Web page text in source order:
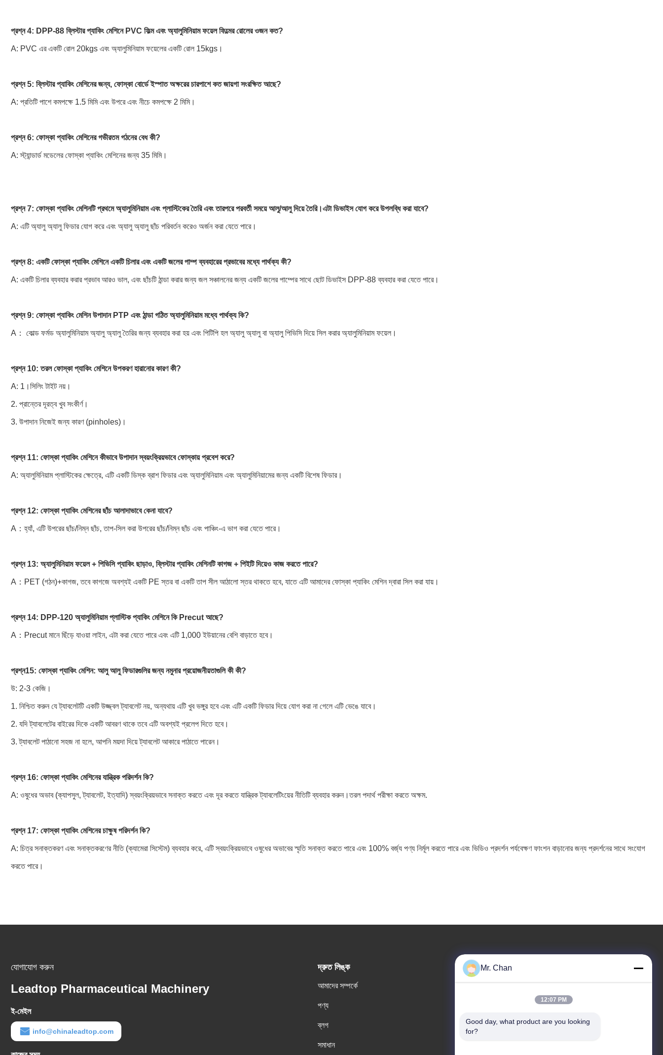
প্রশ্ন 4: DPP-88 ব্লিস্টার প্যাকিং মেশিনে PVC ফিল্ম এবং অ্যালুমিনিয়াম ফয়েল ফিল্মের রোলের ওজন কত?
A: PVC এর একটি রোল 20kgs এবং অ্যালুমিনিয়াম ফয়েলের একটি রোল 15kgs।
প্রশ্ন 5: ব্লিস্টার প্যাকিং মেশিনের জন্য, ফোস্কা বোর্ডে ইস্পাত অক্ষরের চারপাশে কত জায়গা সংরক্ষিত আছে?
A: প্রতিটি পাশে কমপক্ষে 1.5 মিমি এবং উপরে এবং নীচে কমপক্ষে 2 মিমি।
প্রশ্ন 6: ফোস্কা প্যাকিং মেশিনের গভীরতম গঠনের বেধ কী?
A: স্ট্যান্ডার্ড মডেলের ফোস্কা প্যাকিং মেশিনের জন্য 35 মিমি।
প্রশ্ন 7: ফোস্কা প্যাকিং মেশিনটি প্রথমে অ্যালুমিনিয়াম এবং প্লাস্টিকের তৈরি এবং তারপরে পরবর্তী সময়ে আলু/আলু দিয়ে তৈরি।এটা ডিভাইস যোগ করে উপলব্ধি করা যাবে?
A: এটি অ্যালু অ্যালু ফিডার যোগ করে এবং অ্যালু অ্যালু ছাঁচ পরিবর্তন করেও অর্জন করা যেতে পারে।
প্রশ্ন 8: একটি ফোস্কা প্যাকিং মেশিনে একটি চিলার এবং একটি জলের পাম্প ব্যবহারের প্রভাবের মধ্যে পার্থক্য কী?
A: একটি চিলার ব্যবহার করার প্রভাব আরও ভাল, এবং ছাঁচটি ঠান্ডা করার জন্য জল সঞ্চালনের জন্য একটি জলের পাম্পের সাথে ছোট ডিভাইস DPP-88 ব্যবহার করা যেতে পারে।
প্রশ্ন 9: ফোস্কা প্যাকিং মেশিন উপাদান PTP এবং ঠান্ডা গঠিত অ্যালুমিনিয়াম মধ্যে পার্থক্য কি?
A： কোল্ড ফর্মড অ্যালুমিনিয়াম অ্যালু অ্যালু তৈরির জন্য ব্যবহার করা হয় এবং পিটিপি হল অ্যালু অ্যালু বা অ্যালু পিভিসি দিয়ে সিল করার অ্যালুমিনিয়াম ফয়েল।
প্রশ্ন 10: তরল ফোস্কা প্যাকিং মেশিনে উপকরণ হারানোর কারণ কী?
A: 1।সিলিং টাইট নয়।
2. প্রান্তের দূরত্ব খুব সংকীর্ণ।
3. উপাদান নিজেই জন্য কারণ (pinholes)।
প্রশ্ন 11: ফোস্কা প্যাকিং মেশিনে কীভাবে উপাদান স্বয়ংক্রিয়ভাবে ফোস্কায় প্রবেশ করে?
A: অ্যালুমিনিয়াম প্লাস্টিকের ক্ষেত্রে, এটি একটি ডিস্ক ব্রাশ ফিডার এবং অ্যালুমিনিয়াম এবং অ্যালুমিনিয়ামের জন্য একটি বিশেষ ফিডার।
প্রশ্ন 12: ফোস্কা প্যাকিং মেশিনের ছাঁচ আলাদাভাবে কেনা যাবে?
A：হ্যাঁ, এটি উপরের ছাঁচ/নিম্ন ছাঁচ, তাপ-সিল করা উপরের ছাঁচ/নিম্ন ছাঁচ এবং পাঞ্চিং-এ ভাগ করা যেতে পারে।
প্রশ্ন 13: অ্যালুমিনিয়াম ফয়েল + পিভিসি প্যাকিং ছাড়াও, ব্লিস্টার প্যাকিং মেশিনটি কাগজ + পিইটি দিয়েও কাজ করতে পারে?
A：PET (গঠন)+কাগজ, তবে কাগজে অবশ্যই একটি PE স্তর বা একটি তাপ সীল আঠালো স্তর থাকতে হবে, যাতে এটি আমাদের ফোস্কা প্যাকিং মেশিন দ্বারা সিল করা যায়।
প্রশ্ন 14: DPP-120 অ্যালুমিনিয়াম প্লাস্টিক প্যাকিং মেশিনে কি Precut আছে?
A：Precut মানে ছিঁড়ে যাওয়া লাইন, এটা করা যেতে পারে এবং এটি 1,000 ইউয়ানের বেশি বাড়াতে হবে।
প্রশ্ন15: ফোস্কা প্যাকিং মেশিন: আলু আলু ফিডারগুলির জন্য নমুনার প্রয়োজনীয়তাগুলি কী কী?
উ: 2-3 কেজি।
1. নিশ্চিত করুন যে ট্যাবলেটটি একটি উজ্জ্বল ট্যাবলেট নয়, অন্যথায় এটি খুব ভঙ্গুর হবে এবং এটি একটি ফিডার দিয়ে যোগ করা না গেলে এটি ভেঙে যাবে।
2. যদি ট্যাবলেটের বাইরের দিকে একটি আবরণ থাকে তবে এটি অবশ্যই প্রলেপ দিতে হবে।
3. ট্যাবলেট পাঠানো সহজ না হলে, আপনি ময়দা দিয়ে ট্যাবলেট আকারে পাঠাতে পারেন।
প্রশ্ন 16: ফোস্কা প্যাকিং মেশিনের যান্ত্রিক পরিদর্শন কি?
A: ওষুধের অভাব (ক্যাপসুল, ট্যাবলেট, ইত্যাদি) স্বয়ংক্রিয়ভাবে সনাক্ত করতে এবং দূর করতে যান্ত্রিক ট্যাবলেটিংয়ের নীতিটি ব্যবহার করুন।তরল পদার্থ পরীক্ষা করতে অক্ষম.
প্রশ্ন 17: ফোস্কা প্যাকিং মেশিনের চাক্ষুষ পরিদর্শন কি?
A: চিত্র সনাক্তকরণ এবং সনাক্তকরণের নীতি (ক্যামেরা সিস্টেম) ব্যবহার করে, এটি স্বয়ংক্রিয়ভাবে ওষুধের অভাবের স্মৃতি সনাক্ত করতে পারে এবং 100% বর্জ্য পণ্য নির্মূল করতে পারে এবং ভিডিও প্রদর্শন পর্যবেক্ষণ ফাংশন বাড়ানোর জন্য প্রদর্শনের সাথে সংযোগ
করতে পারে।
যোগাযোগ করুন
Leadtop Pharmaceutical Machinery
ই-মেইল
info@chinaleadtop.com
দ্রুত লিঙ্ক
আমাদের সম্পর্কে
পণ্য
ব্লগ
সমাধান
আমাদের ঠিকানা
28 তম, জিউয়ান আরডি, জিউলি ইন্ডাস্ট্রিয়াল জোন, শাংওয়াং। রুইয়ান শহর, ঝেজিয়াং,
কারখানার ঠিকানা
Mr. Chan
12:07 PM
Good day, what product are you looking
for?